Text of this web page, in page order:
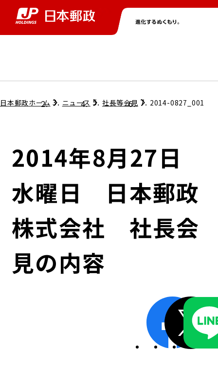
グループ情報トップ
コンプライアンス
ガバナンス
コンダクト向上の取組み
ローカル共創イニシアティブ
株主・投資家情報トップ
個人投資家のみなさまへ
株式情報
財務情報・IR資料
IRニュース
ニューストップ
サステナビリティトップ
担当役員メッセージ
サステナビリティマネジメント
持続可能な金融のフレームワーク
環境
採用情報トップ
日本郵政ホーム ニュース 社長等会見 2014-0827_001
2014年8月27日
水曜日 日本郵政
株式会社 社長会
見の内容